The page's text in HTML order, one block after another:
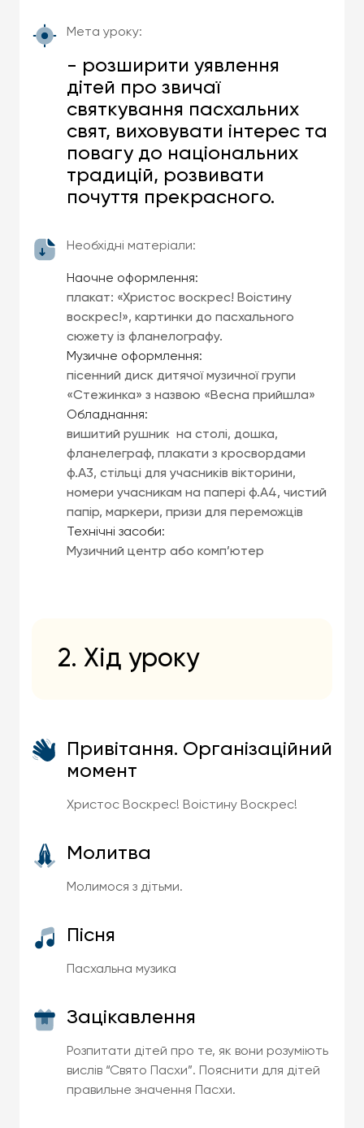
Мета уроку:
- розширити уявлення
дітей про звичаї
святкування пасхальних
свят, виховувати інтерес та
повагу до національних
традицій, розвивати
почуття прекрасного.
Необхідні матеріали:
Наочне оформлення:
плакат: «Христос воскрес! Воістину
воскрес!», картинки до пасхального
сюжету із фланелографу.
Музичне оформлення:
пісенний диск дитячої музичної групи
«Стежинка» з назвою «Весна прийшла»
Обладнання:
вишитий рушник на столі, дошка,
фланелеграф, плакати з кросвордами
ф.А3, стільці для учасників вікторини,
номери учасникам на папері ф.А4, чистий
папір, маркери, призи для переможців
Технічні засоби:
Музичний центр або комп’ютер
2. Хід уроку
Привітання. Організаційний
момент
Христос Воскрес! Воістину Воскрес!
Молитва
Молимося з дітьми.
Пісня
Пасхальна музика
Зацікавлення
Розпитати дітей про те, як вони розуміють
вислів “Свято Пасхи”. Пояснити для дітей
правильне значення Пасхи.